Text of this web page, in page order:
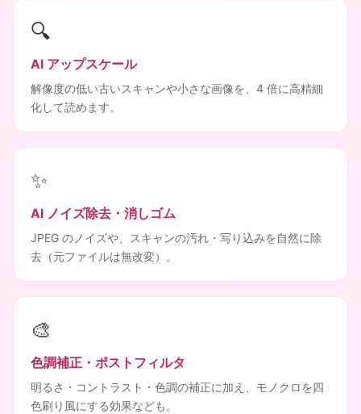
🔍
AI アップスケール
解像度の低い古いスキャンや小さな画像を、4 倍に高精細
化して読めます。
✨
AI ノイズ除去・消しゴム
JPEG のノイズや、スキャンの汚れ・写り込みを自然に除
去（元ファイルは無改変）。
🎨
色調補正・ポストフィルタ
明るさ・コントラスト・色調の補正に加え、モノクロを四
色刷り風にする効果なども。